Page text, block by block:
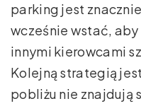
parking jest
wcześnie wstać,
innymi kierowcami
Kolejną strategią
pobliżu nie znajdują